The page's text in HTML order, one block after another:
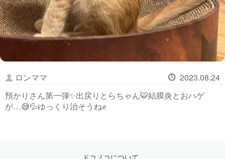
ロンママ
2023.08.24
預かりさん第一弾✨出戻りとらちゃん🐯結膜炎とおハゲ
が…😅💦ゆっくり治そうね✊